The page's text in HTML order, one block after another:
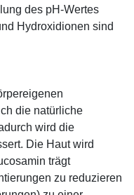
des pH-Wertes
Hydroxidionen sind
die natürliche
wird die
Die Haut wird
trägt
zu reduzieren